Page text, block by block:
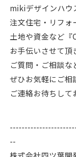
mikiデザインハウ
注文住宅・リフォ
土地や資金など『
お手伝いさせて頂
ご質問・ご相談な
ぜひお気軽にご相
ご連絡お待ちして
--
株式会社四ツ葉開